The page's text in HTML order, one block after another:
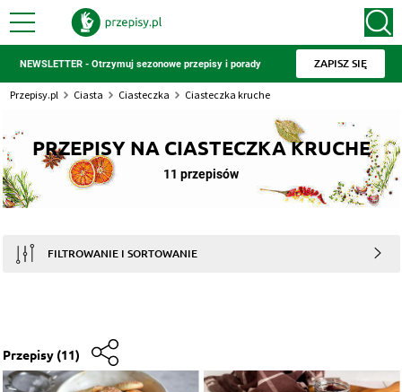
NEWSLETTER - Otrzymuj sezonowe przepisy i porady ZAPISZ SIĘ
Przepisy.pl Ciasta Ciasteczka Ciasteczka kruche
PRZEPISY NA CIASTECZKA KRUCHE
11 przepisów
FILTROWANIE I SORTOWANIE
Przepisy (11)